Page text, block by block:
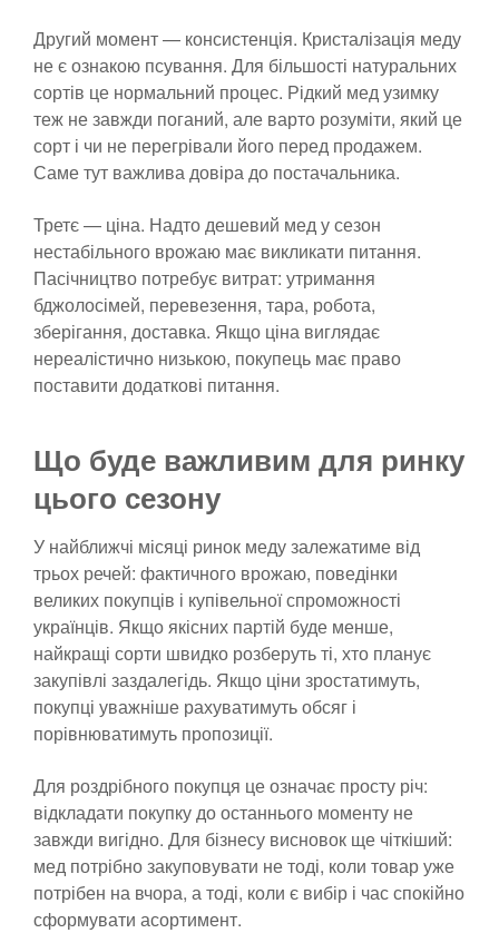
Другий момент — консистенція. Кристалізація меду
не є ознакою псування. Для більшості натуральних
сортів це нормальний процес. Рідкий мед узимку
теж не завжди поганий, але варто розуміти, який це
сорт і чи не перегрівали його перед продажем.
Саме тут важлива довіра до постачальника.
Третє — ціна. Надто дешевий мед у сезон
нестабільного врожаю має викликати питання.
Пасічництво потребує витрат: утримання
бджолосімей, перевезення, тара, робота,
зберігання, доставка. Якщо ціна виглядає
нереалістично низькою, покупець має право
поставити додаткові питання.
Що буде важливим для ринку
цього сезону
У найближчі місяці ринок меду залежатиме від
трьох речей: фактичного врожаю, поведінки
великих покупців і купівельної спроможності
українців. Якщо якісних партій буде менше,
найкращі сорти швидко розберуть ті, хто планує
закупівлі заздалегідь. Якщо ціни зростатимуть,
покупці уважніше рахуватимуть обсяг і
порівнюватимуть пропозиції.
Для роздрібного покупця це означає просту річ:
відкладати покупку до останнього моменту не
завжди вигідно. Для бізнесу висновок ще чіткіший:
мед потрібно закуповувати не тоді, коли товар уже
потрібен на вчора, а тоді, коли є вибір і час спокійно
сформувати асортимент.